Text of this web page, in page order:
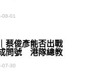
08-01
蔡俊彥能否出戰
問號 港隊總教
可以一定會用佢
07-30